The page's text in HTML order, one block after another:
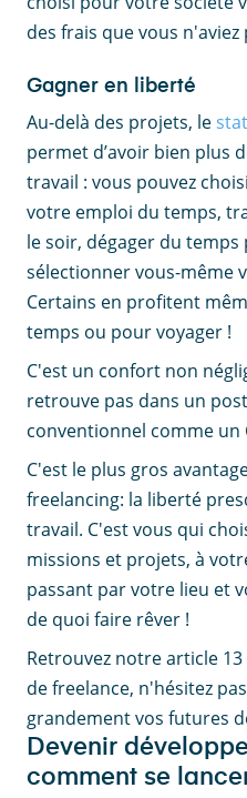
des frais que vous n'aviez
Gagner en liberté
Au-delà des projets, le
permet d’avoir bien plus
travail : vous pouvez
votre emploi du temps,
le soir, dégager du
sélectionner vous-même
Certains en profitent
temps ou pour voyager !
C'est un confort non
retrouve pas dans un
conventionnel comme un
C'est le plus gros
freelancing: la liberté
travail. C'est vous qui
missions et projets, à
passant par votre lieu et
de quoi faire rêver !
Retrouvez notre article
de freelance, n'hésitez
grandement vos futures
Devenir
comment se